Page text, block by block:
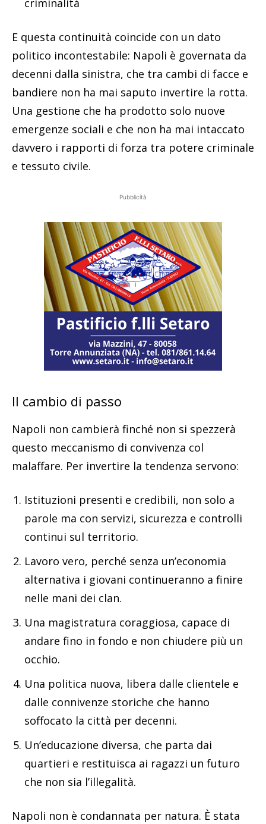
criminalità
E questa continuità coincide con un dato
politico incontestabile: Napoli è governata da
decenni dalla sinistra, che tra cambi di facce e
bandiere non ha mai saputo invertire la rotta.
Una gestione che ha prodotto solo nuove
emergenze sociali e che non ha mai intaccato
davvero i rapporti di forza tra potere criminale
e tessuto civile.
Pubblicità
Il cambio di passo
Napoli non cambierà finché non si spezzerà
questo meccanismo di convivenza col
malaffare. Per invertire la tendenza servono:
⁠Istituzioni presenti e credibili, non solo a
parole ma con servizi, sicurezza e controlli
continui sul territorio.
Lavoro vero, perché senza un’economia
alternativa i giovani continueranno a finire
nelle mani dei clan.
Una magistratura coraggiosa, capace di
andare fino in fondo e non chiudere più un
occhio.
Una politica nuova, libera dalle clientele e
dalle connivenze storiche che hanno
soffocato la città per decenni.
Un’educazione diversa, che parta dai
quartieri e restituisca ai ragazzi un futuro
che non sia l’illegalità.
Napoli non è condannata per natura. È stata